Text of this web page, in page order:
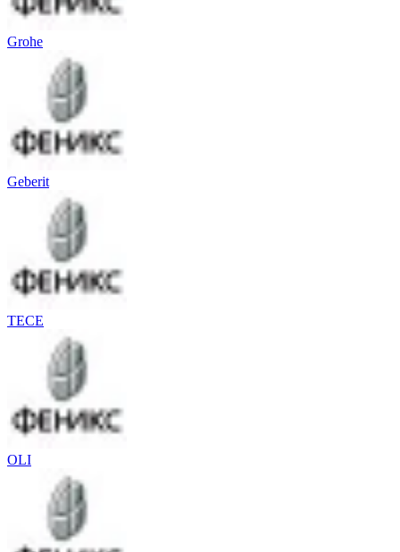
Grohe
Geberit
TECE
OLI